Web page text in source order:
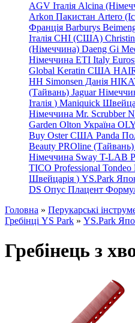
AGV Італія Alcina
Arkon Пакистан Artero
Франція Barburys
Італія CHI (США)
(Німеччина) Daeng Gi
Німеччина ETI Italy
Global Keratin США
HH Simonsen Данія
(Тайвань) Jaguar
Італія ) Maniquick
Німеччина Mr. Scrubber
Garden Olton Україна
Buy Oster США Panda
Beauty PROline (Тайвань)
Німеччина Sway T-LAB
TICO Professional Tondeo
Швейцарія ) YS.Park
DS Опус Плацент
Головна » Перукарські
Гребінці YS Park » YS.Park
Гребінець з